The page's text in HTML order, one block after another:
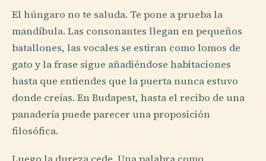
El húngaro no te saluda. Te pone a prueba la
mandíbula. Las consonantes llegan en pequeños
batallones, las vocales se estiran como lomos de
gato y la frase sigue añadiéndose habitaciones
hasta que entiendes que la puerta nunca estuvo
donde creías. En Budapest, hasta el recibo de una
panadería puede parecer una proposición
filosófica.